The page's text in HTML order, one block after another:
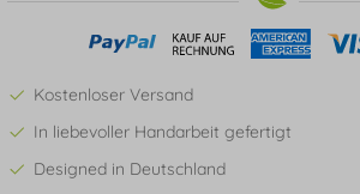
Kostenloser Versand
In liebevoller Handarbeit gefertigt
Designed in Deutschland